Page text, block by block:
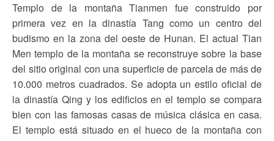
Templo de la montaña Tianmen fue construido por
primera vez en la dinastía Tang como un centro del
budismo en la zona del oeste de Hunan. El actual Tian
Men templo de la montaña se reconstruye sobre la base
del sitio original con una superficie de parcela de más de
10.000 metros cuadrados. Se adopta un estilo oficial de
la dinastía Qing y los edificios en el templo se compara
bien con las famosas casas de música clásica en casa.
El templo está situado en el hueco de la montaña con